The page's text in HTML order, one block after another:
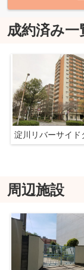
成約済み一
周辺施設